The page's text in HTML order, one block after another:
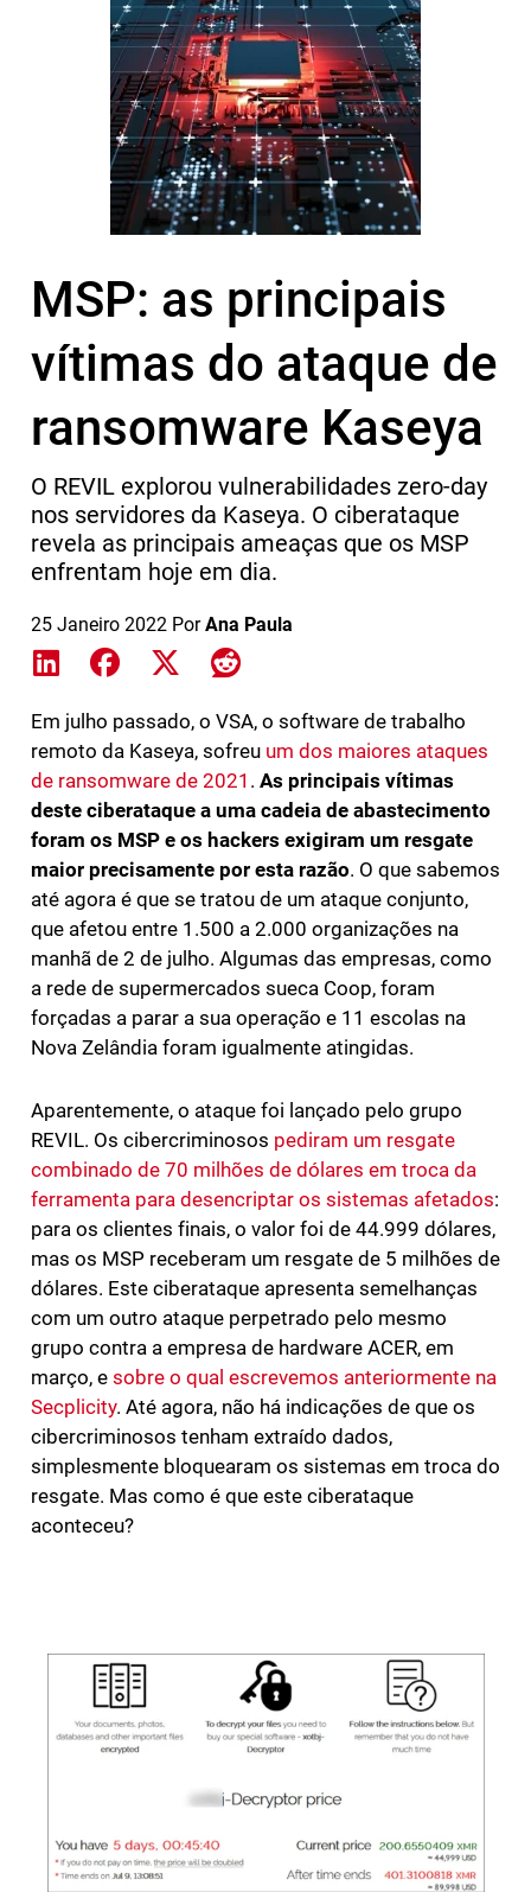
MSP: as principais
vítimas do ataque de
ransomware Kaseya
O REVIL explorou vulnerabilidades zero-day
nos servidores da Kaseya. O ciberataque
revela as principais ameaças que os MSP
enfrentam hoje em dia.
25 Janeiro 2022 PorAna Paula
Share on LinkedIn
Share on Facebook
Share on XShare on Reddit
Em julho passado, o VSA, o software de trabalho
remoto da Kaseya, sofreu um dos maiores ataques
de ransomware de 2021 . As principais vítimas
deste ciberataque a uma cadeia de abastecimento
foram os MSP e os hackers exigiram um resgate
maior precisamente por esta razão. O que sabemos
até agora é que se tratou de um ataque conjunto,
que afetou entre 1.500 a 2.000 organizações na
manhã de 2 de julho. Algumas das empresas, como
a rede de supermercados sueca Coop, foram
forçadas a parar a sua operação e 11 escolas na
Nova Zelândia foram igualmente atingidas.
Aparentemente, o ataque foi lançado pelo grupo
REVIL. Os cibercriminosos pediram um resgate
combinado de 70 milhões de dólares em troca da
ferramenta para desencriptar os sistemas afetados:
para os clientes finais, o valor foi de 44.999 dólares,
mas os MSP receberam um resgate de 5 milhões de
dólares. Este ciberataque apresenta semelhanças
com um outro ataque perpetrado pelo mesmo
grupo contra a empresa de hardware ACER, em
março, e sobre o qual escrevemos anteriormente na
Secplicity. Até agora, não há indicações de que os
cibercriminosos tenham extraído dados,
simplesmente bloquearam os sistemas em troca do
resgate. Mas como é que este ciberataque
aconteceu?